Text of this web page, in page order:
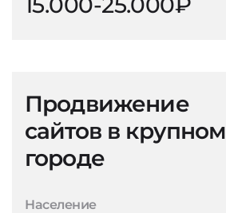
Продвижение
сайтов в крупном
городе
Население